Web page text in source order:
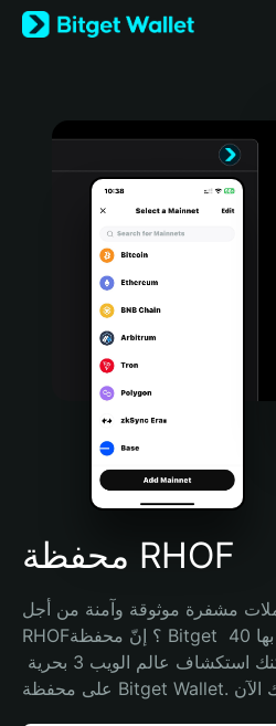
English
日本語
Türkçe
Português (Portugal)
Bahasa Indonesia
Português (Brasil)
Español (Argentina)
محفظة RHOF
مشفرة موثوقة وآمنة من أجل
RHOF؟ إنّ محفظة Bitget خيارك الأفضل. حيث يثق بها 40